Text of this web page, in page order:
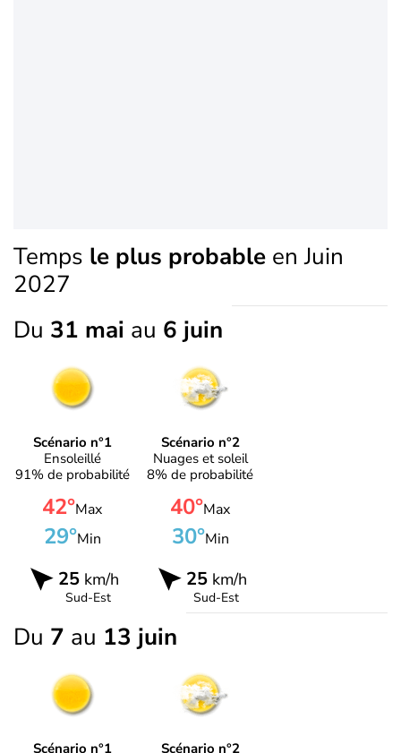
Temps le plus probable en Juin
2027
Du 31 mai au 6 juin
Scénario n°1
Ensoleillé
91% de probabilité
42°Max
29°Min
25km/h
Sud-Est
Scénario n°2
Nuages et soleil
8% de probabilité
40°Max
30°Min
25km/h
Sud-Est
Du 7 au 13 juin
Scénario n°1
Scénario n°2